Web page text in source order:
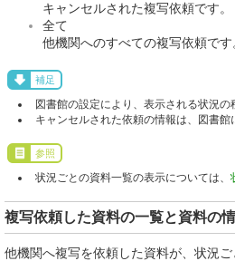
キャンセルされた複写依頼です。
全て
他機関へのすべての複写依頼です
補足
図書館の設定により、表示される状況の
キャンセルされた依頼の情報は、図書館
参照
状況ごとの資料一覧の表示については、
複写依頼した資料の一覧と資料の
他機関へ複写を依頼した資料が、状況ご